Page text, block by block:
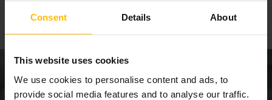
Consent Details About
This website uses cookies
We use cookies to personalise content and ads, to
provide social media features and to analyse our traffic.